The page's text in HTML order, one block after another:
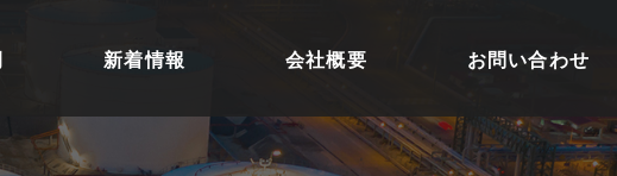
新着情報 会社概要 お問い合わせ